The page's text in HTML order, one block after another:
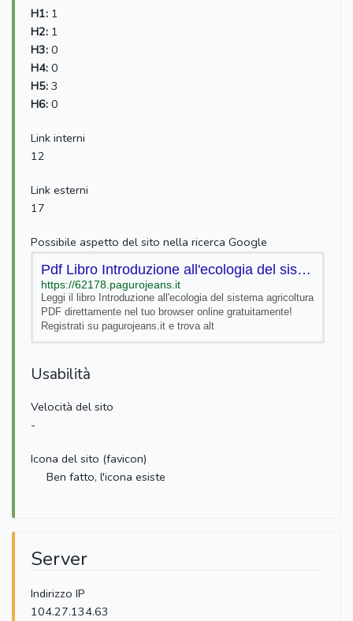
H1: 1
H2: 1
H3: 0
H4: 0
H5: 3
H6: 0
Link interni
12
Link esterni
17
Possibile aspetto del sito nella ricerca Google
Pdf Libro Introduzione all'ecologia del sistema agricoltura - PAGURO PDF
https://62178.pagurojeans.it
Leggi il libro Introduzione all'ecologia del sistema agricoltura
PDF direttamente nel tuo browser online gratuitamente!
Registrati su pagurojeans.it e trova alt
Usabilità
Velocità del sito
-
Icona del sito (favicon)
Ben fatto, l'icona esiste
Server
Indirizzo IP
104.27.134.63